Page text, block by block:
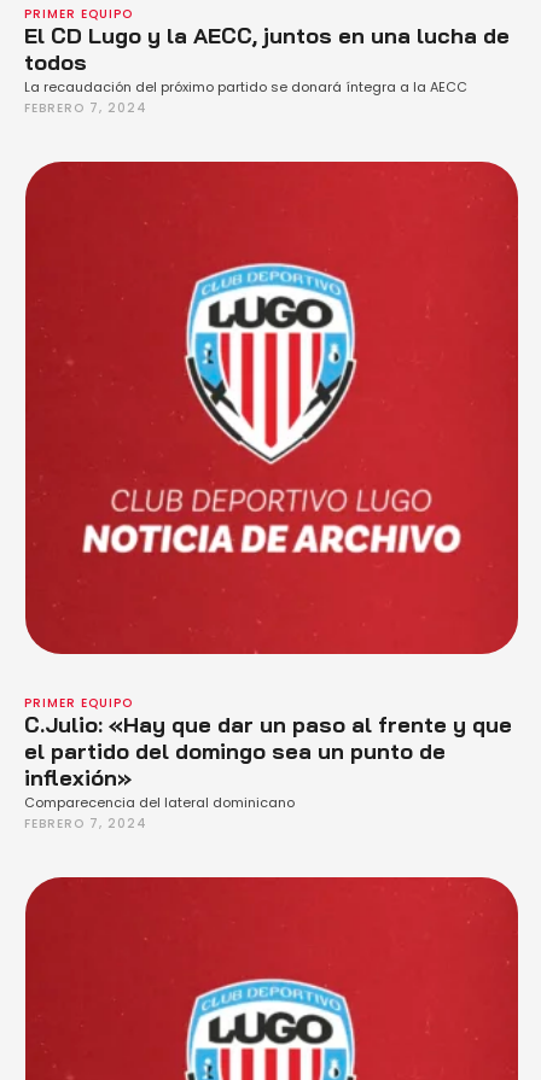
PRIMER EQUIPO
El CD Lugo y la AECC, juntos en una lucha de
todos
La recaudación del próximo partido se donará íntegra a la AECC
FEBRERO 7, 2024
PRIMER EQUIPO
C.Julio: «Hay que dar un paso al frente y que
el partido del domingo sea un punto de
inflexión»
Comparecencia del lateral dominicano
FEBRERO 7, 2024